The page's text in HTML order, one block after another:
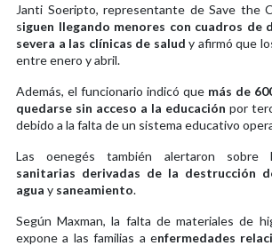
Janti Soeripto, representante de Save the
siguen llegando menores con cuadros de
severa a las clínicas de saludy afirmó que
entre enero y abril.
Además, el funcionario indicó que más de
quedarse sin acceso a la educación por
debido a la falta de un sistema educativo
Las oenegés también alertaron sobre
sanitarias derivadas de la destrucción
agua y saneamiento.
Según Maxman, la falta de materiales de
expone a las familias a enfermedades